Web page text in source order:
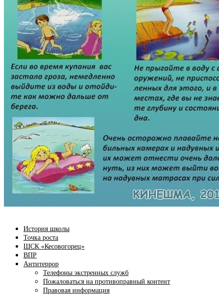
История школы
Точка роста
ШСК «Кесовогорец»
ВПР
Антитеррор
Телефоны экстренных служб
Пожаловаться на противоправный контент
Правовая информация